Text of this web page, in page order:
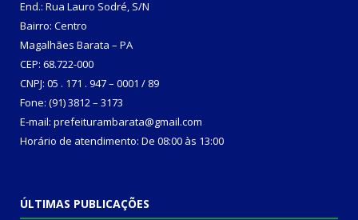
End.: Rua Lauro Sodré, S/N
Bairro: Centro
Magalhães Barata – PA
CEP: 68.722-000
CNPJ: 05 . 171 . 947 – 0001 / 89
Fone: (91) 3812 – 3173
E-mail: prefeiturambarata@gmail.com
Horário de atendimento: De 08:00 às 13:00
ÚLTIMAS PUBLICAÇÕES